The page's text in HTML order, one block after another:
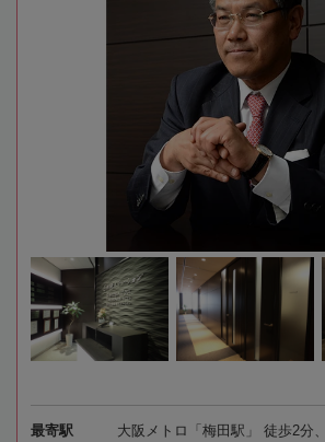
最寄駅
大阪メトロ「梅田駅」 徒歩2分